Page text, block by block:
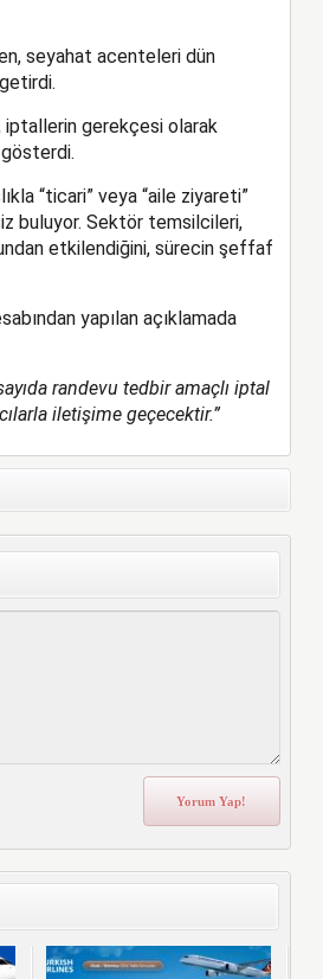
seyahat acenteleri dün
iptallerin gerekçesi olarak
“ticari” veya “aile ziyareti”
buluyor. Sektör temsilcileri,
etkilendiğini, sürecin şeffaf
yapılan açıklamada
randevu tedbir amaçlı iptal
iletişime geçecektir.”